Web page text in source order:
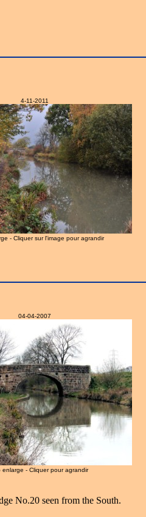
4-11-2011
- Cliquer sur l'image pour agrandir
04-04-2007
enlarge - Cliquer pour agrandir
No.20 seen from the South.